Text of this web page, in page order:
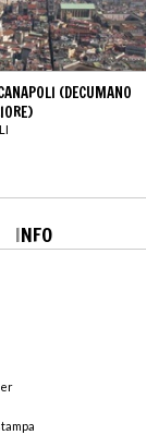
(DECUMANO
INFO